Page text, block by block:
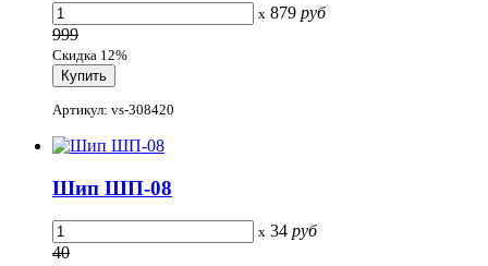
x 879 руб
999
Скидка 12%
Артикул: vs-308420
Шип ШП-08
x 34 руб
40